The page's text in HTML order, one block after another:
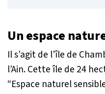
Un espace
Il s’agit de l’île de
l’Ain. Cette île de 24
“Espace naturel